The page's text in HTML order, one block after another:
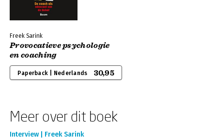
Freek Sarink
Provocatieve psychologie
en coaching
Paperback | Nederlands 30,95
Meer over dit boek
Interview | Freek Sarink